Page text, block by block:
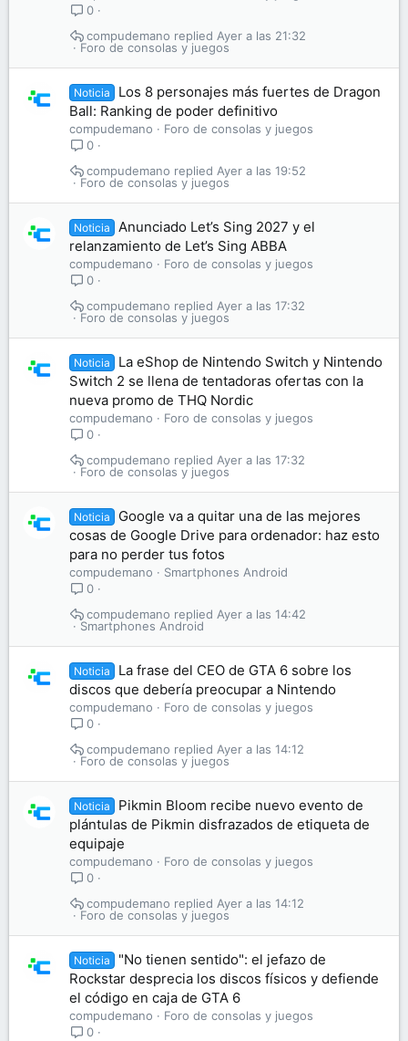
0
Foro de consolas y juegos
Ayer a las 21:32
compudemano
Noticia
Los 8 personajes más fuertes de Dragon
Ball: Ranking de poder definitivo
compudemano
Foro de consolas y juegos
0
Foro de consolas y juegos
Ayer a las 19:52
compudemano
Noticia
Anunciado Let’s Sing 2027 y el
relanzamiento de Let’s Sing ABBA
compudemano
Foro de consolas y juegos
0
Foro de consolas y juegos
Ayer a las 17:32
compudemano
Noticia
La eShop de Nintendo Switch y Nintendo
Switch 2 se llena de tentadoras ofertas con la
nueva promo de THQ Nordic
compudemano
Foro de consolas y juegos
0
Foro de consolas y juegos
Ayer a las 17:32
compudemano
Noticia
Google va a quitar una de las mejores
cosas de Google Drive para ordenador: haz esto
para no perder tus fotos
compudemano
Smartphones Android
0
Smartphones Android
Ayer a las 14:42
compudemano
Noticia
La frase del CEO de GTA 6 sobre los
discos que debería preocupar a Nintendo
compudemano
Foro de consolas y juegos
0
Foro de consolas y juegos
Ayer a las 14:12
compudemano
Noticia
Pikmin Bloom recibe nuevo evento de
plántulas de Pikmin disfrazados de etiqueta de
equipaje
compudemano
Foro de consolas y juegos
0
Foro de consolas y juegos
Ayer a las 14:12
compudemano
Noticia
"No tienen sentido": el jefazo de
Rockstar desprecia los discos físicos y defiende
el código en caja de GTA 6
compudemano
Foro de consolas y juegos
0